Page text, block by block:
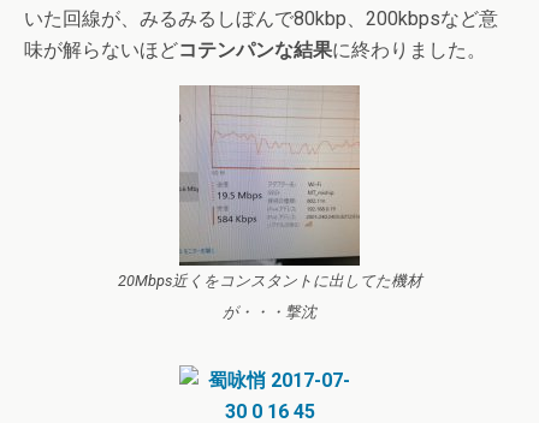
いた回線が、みるみるしぼんで80kbp、200kbpsなど意
味が解らないほどコテンパンな結果に終わりました。
20Mbps近くをコンスタントに出してた機材
が・・・撃沈